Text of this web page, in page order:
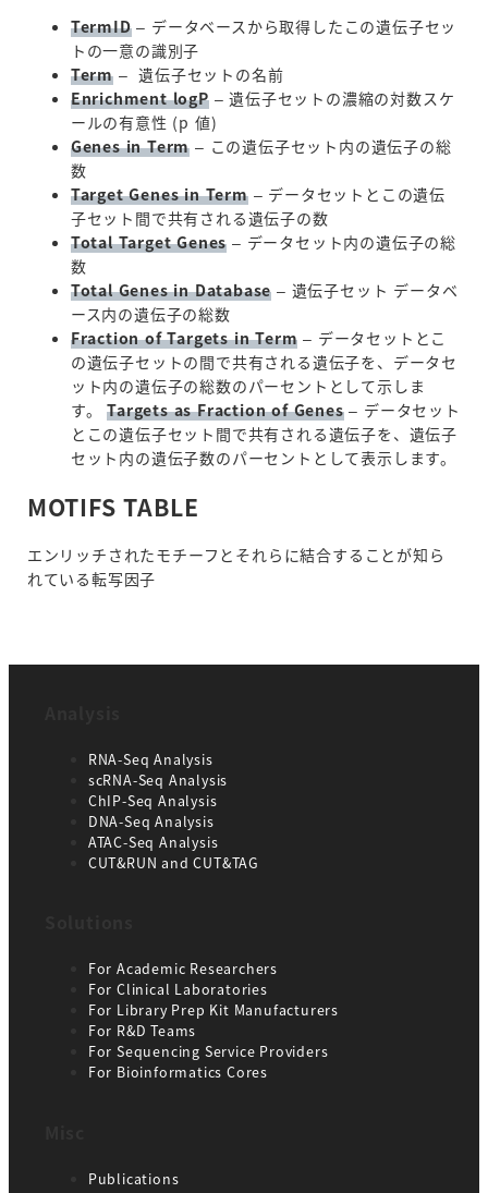
TermID– データベースから取得したこの遺伝子セッ
トの一意の識別子
Term – 遺伝子セットの名前
Enrichment logP– 遺伝子セットの濃縮の対数スケ
ールの有意性 (p 値)
Genes in Term – この遺伝子セット内の遺伝子の総
数
Target Genes in Term– データセットとこの遺伝
子セット間で共有される遺伝子の数
Total Target Genes – データセット内の遺伝子の総
数
Total Genes in Database – 遺伝子セット データベ
ース内の遺伝子の総数
Fraction of Targets in Term – データセットとこ
の遺伝子セットの間で共有される遺伝子を、データセ
ット内の遺伝子の総数のパーセントとして示しま
す。Targets as Fraction of Genes– データセット
とこの遺伝子セット間で共有される遺伝子を、遺伝子
セット内の遺伝子数のパーセントとして表示します。
MOTIFS TABLE
エンリッチされたモチーフとそれらに結合することが知ら
れている転写因子
RNA-Seq Analysis
scRNA-Seq Analysis
ChIP-Seq Analysis
DNA-Seq Analysis
ATAC-Seq Analysis
CUT&RUN and CUT&TAG
For Academic Researchers
For Clinical Laboratories
For Library Prep Kit Manufacturers
For R&D Teams
For Sequencing Service Providers
For Bioinformatics Cores
Publications